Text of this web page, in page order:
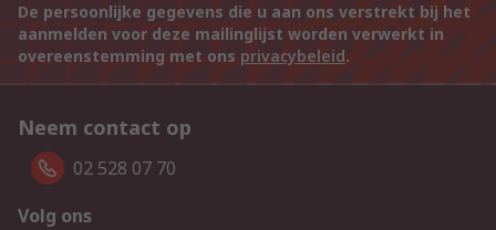
De persoonlijke gegevens die u aan ons verstrekt bij het
aanmelden voor deze mailinglijst worden verwerkt in
overeenstemming met ons privacybeleid.
Neem contact op
02 528 07 70
Volg ons